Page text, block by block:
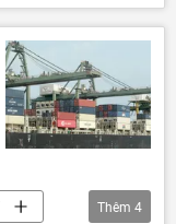
Thêm 4